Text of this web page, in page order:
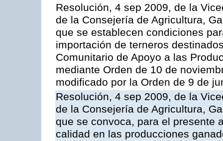
Resolución, 4 sep 2009, de la
de la Consejería de Agricultura,
que se establecen condiciones
importación de terneros
Comunitario de Apoyo a las
mediante Orden de 10 de
modificado por la Orden de 9 de
Resolución, 4 sep 2009, de la
de la Consejería de Agricultura,
que se convoca, para el presente
calidad en las producciones